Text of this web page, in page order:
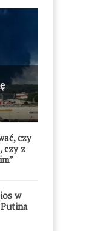
czy
czy z
w